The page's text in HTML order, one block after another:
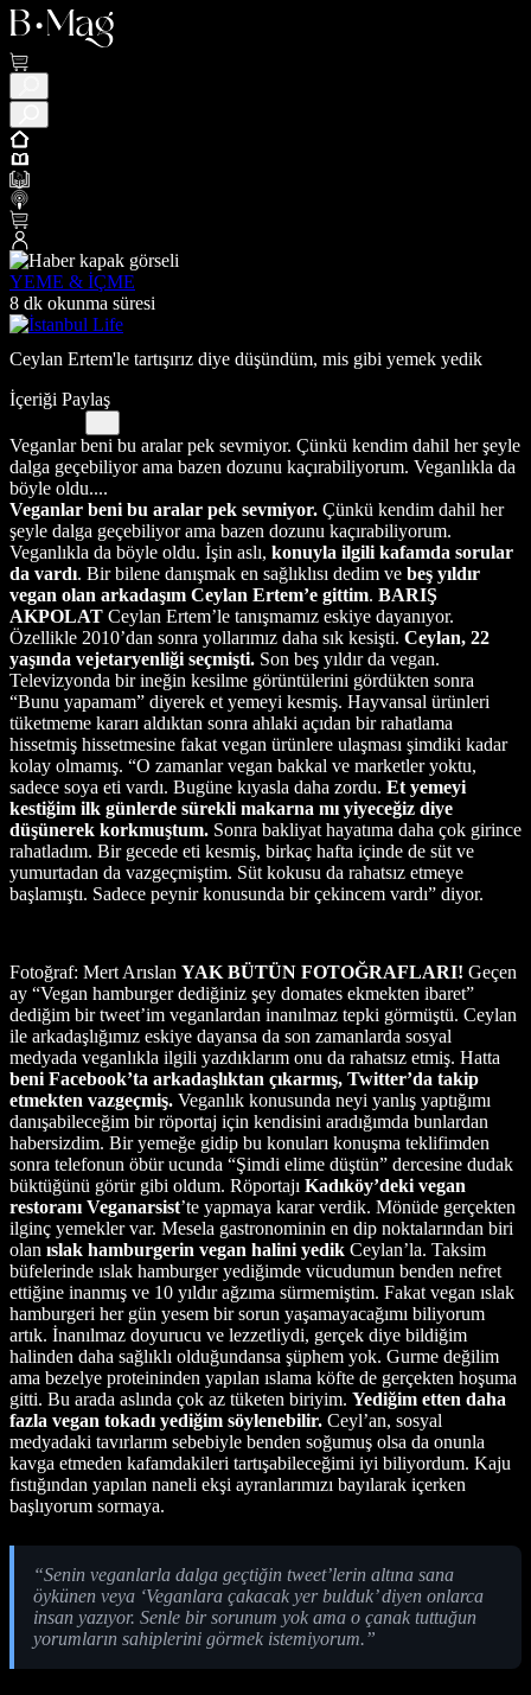
YEME & İÇME
8 dk okunma süresi
Ceylan Ertem'le tartışırız diye düşündüm, mis gibi yemek yedik
İçeriği Paylaş
Veganlar beni bu aralar pek sevmiyor. Çünkü kendim dahil her şeyle
dalga geçebiliyor ama bazen dozunu kaçırabiliyorum. Veganlıkla da
böyle oldu....
Veganlar beni bu aralar pek sevmiyor. Çünkü kendim dahil her
şeyle dalga geçebiliyor ama bazen dozunu kaçırabiliyorum.
Veganlıkla da böyle oldu. İşin aslı, konuyla ilgili kafamda sorular
da vardı. Bir bilene danışmak en sağlıklısı dedim ve beş yıldır
vegan olan arkadaşım Ceylan Ertem’e gittim. BARIŞ
AKPOLAT Ceylan Ertem’le tanışmamız eskiye dayanıyor.
Özellikle 2010’dan sonra yollarımız daha sık kesişti. Ceylan, 22
yaşında vejetaryenliği seçmişti. Son beş yıldır da vegan.
Televizyonda bir ineğin kesilme görüntülerini gördükten sonra
“Bunu yapamam” diyerek et yemeyi kesmiş. Hayvansal ürünleri
tüketmeme kararı aldıktan sonra ahlaki açıdan bir rahatlama
hissetmiş hissetmesine fakat vegan ürünlere ulaşması şimdiki kadar
kolay olmamış. “O zamanlar vegan bakkal ve marketler yoktu,
sadece soya eti vardı. Bugüne kıyasla daha zordu. Et yemeyi
kestiğim ilk günlerde sürekli makarna mı yiyeceğiz diye
düşünerek korkmuştum. Sonra bakliyat hayatıma daha çok girince
rahatladım. Bir gecede eti kesmiş, birkaç hafta içinde de süt ve
yumurtadan da vazgeçmiştim. Süt kokusu da rahatsız etmeye
başlamıştı. Sadece peynir konusunda bir çekincem vardı” diyor.
Fotoğraf: Mert Arıslan YAK BÜTÜN FOTOĞRAFLARI! Geçen
ay “Vegan hamburger dediğiniz şey domates ekmekten ibaret”
dediğim bir tweet’im veganlardan inanılmaz tepki görmüştü. Ceylan
ile arkadaşlığımız eskiye dayansa da son zamanlarda sosyal
medyada veganlıkla ilgili yazdıklarım onu da rahatsız etmiş. Hatta
beni Facebook’ta arkadaşlıktan çıkarmış, Twitter’da takip
etmekten vazgeçmiş. Veganlık konusunda neyi yanlış yaptığımı
danışabileceğim bir röportaj için kendisini aradığımda bunlardan
habersizdim. Bir yemeğe gidip bu konuları konuşma teklifimden
sonra telefonun öbür ucunda “Şimdi elime düştün” dercesine dudak
büktüğünü görür gibi oldum. Röportajı Kadıköy’deki vegan
restoranı Veganarsist’te yapmaya karar verdik. Mönüde gerçekten
ilginç yemekler var. Mesela gastronominin en dip noktalarından biri
olan ıslak hamburgerin vegan halini yedik Ceylan’la. Taksim
büfelerinde ıslak hamburger yediğimde vücudumun benden nefret
ettiğine inanmış ve 10 yıldır ağzıma sürmemiştim. Fakat vegan ıslak
hamburgeri her gün yesem bir sorun yaşamayacağımı biliyorum
artık. İnanılmaz doyurucu ve lezzetliydi, gerçek diye bildiğim
halinden daha sağlıklı olduğundansa şüphem yok. Gurme değilim
ama bezelye proteininden yapılan ıslama köfte de gerçekten hoşuma
gitti. Bu arada aslında çok az tüketen biriyim. Yediğim etten daha
fazla vegan tokadı yediğim söylenebilir. Ceyl’an, sosyal
medyadaki tavırlarım sebebiyle benden soğumuş olsa da onunla
kavga etmeden kafamdakileri tartışabileceğimi iyi biliyordum. Kaju
fıstığından yapılan naneli ekşi ayranlarımızı bayılarak içerken
başlıyorum sormaya.
“Senin veganlarla dalga geçtiğin tweet’lerin altına sana
öykünen veya ‘Veganlara çakacak yer bulduk’ diyen onlarca
insan yazıyor. Senle bir sorunum yok ama o çanak tuttuğun
yorumların sahiplerini görmek istemiyorum.”